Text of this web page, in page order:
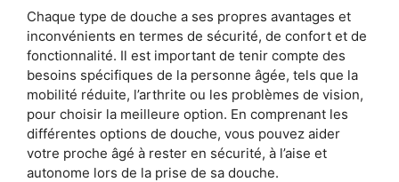
Chaque type de douche a ses propres avantages et
inconvénients en termes de sécurité, de confort et de
fonctionnalité. Il est important de tenir compte des
besoins spécifiques de la personne âgée, tels que la
mobilité réduite, l’arthrite ou les problèmes de vision,
pour choisir la meilleure option. En comprenant les
différentes options de douche, vous pouvez aider
votre proche âgé à rester en sécurité, à l’aise et
autonome lors de la prise de sa douche.